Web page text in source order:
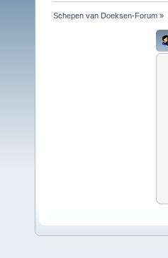
Schepen van Doeksen-Forum »